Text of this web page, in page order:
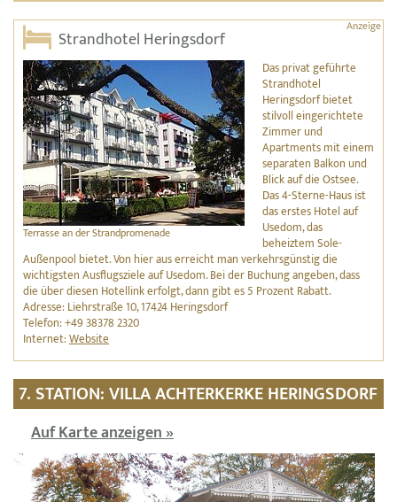
Strandhotel Heringsdorf
Terrasse an der Strandpromenade
Das privat geführte
Strandhotel
Heringsdorf bietet
stilvoll eingerichtete
Zimmer und
Apartments mit einem
separaten Balkon und
Blick auf die Ostsee.
Das 4-Sterne-Haus ist
das erstes Hotel auf
Usedom, das
beheiztem Sole-
Außenpool bietet. Von hier aus erreicht man verkehrsgünstig die
wichtigsten Ausflugsziele auf Usedom. Bei der Buchung angeben, dass
die über diesen Hotellink erfolgt, dann gibt es 5 Prozent Rabatt.
Adresse: Liehrstraße 10, 17424 Heringsdorf
Telefon: +49 38378 2320
Internet:Website
7. STATION: VILLA ACHTERKERKE HERINGSDORF
Auf Karte anzeigen »